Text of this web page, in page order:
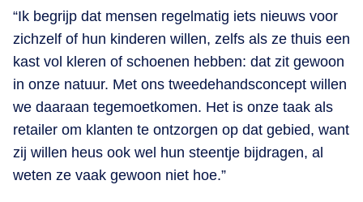
“Ik begrijp dat mensen regelmatig iets nieuws voor
zichzelf of hun kinderen willen, zelfs als ze thuis een
kast vol kleren of schoenen hebben: dat zit gewoon
in onze natuur. Met ons tweedehandsconcept willen
we daaraan tegemoetkomen. Het is onze taak als
retailer om klanten te ontzorgen op dat gebied, want
zij willen heus ook wel hun steentje bijdragen, al
weten ze vaak gewoon niet hoe.”